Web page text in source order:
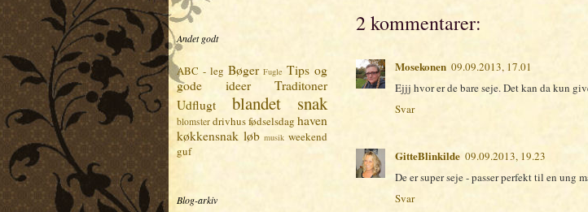
2 kommentarer:
Mosekonen 09.09.2013, 17.01
Ejjj hvor er de bare seje. Det kan da kun
Svar
GitteBlinkilde 09.09.2013, 19.23
De er super seje - passer perfekt til en ung
Svar
Andet godt
ABC - leg Bøger Fugle Tips og
gode ideer
Traditoner
Udflugt
blandet snak
blomster drivhusfødselsdag haven
køkkensnak løb musik weekend
guf
Blog-arkiv